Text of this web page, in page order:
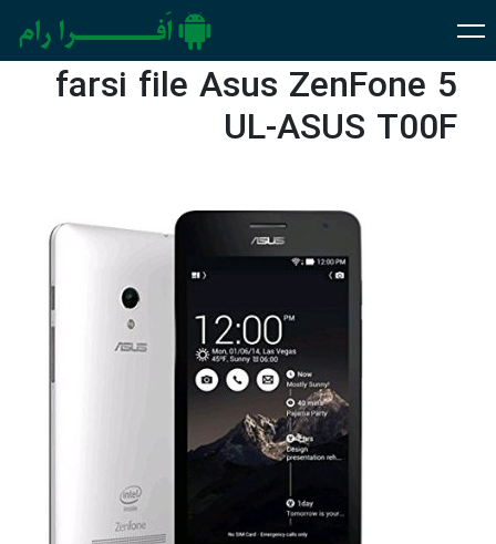
farsi file Asus ZenFone 5
UL-ASUS T00F